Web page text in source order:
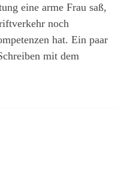
eine arme Frau saß,
noch
hat. Ein paar
mit dem